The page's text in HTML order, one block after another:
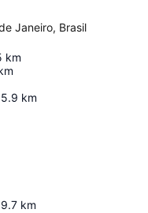
Janeiro, Brasil
km
5.9 km
km